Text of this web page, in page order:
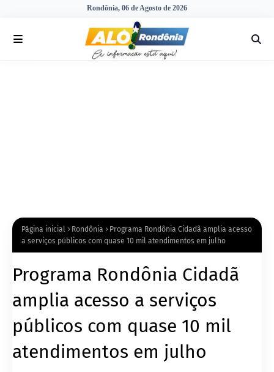
Rondônia, 06 de Agosto de 2026
Página inicial Rondônia
Programa Rondônia Cidadã amplia acesso
a serviços públicos com quase 10 mil atendimentos em julho
Programa Rondônia Cidadã
amplia acesso a serviços
públicos com quase 10 mil
atendimentos em julho